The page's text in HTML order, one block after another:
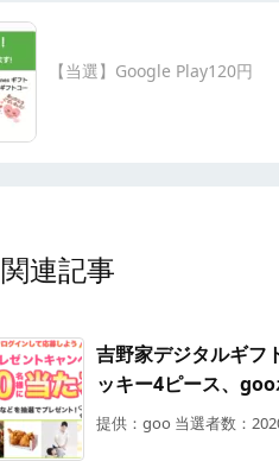
【当選】Google Play120円
関連記事
吉野家デジタルギフ
ッキー4ピース、
提供：goo 当選者数：